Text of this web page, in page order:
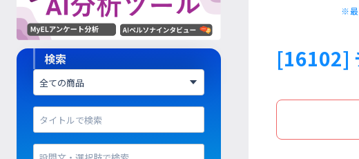
検索
※最
[16102]